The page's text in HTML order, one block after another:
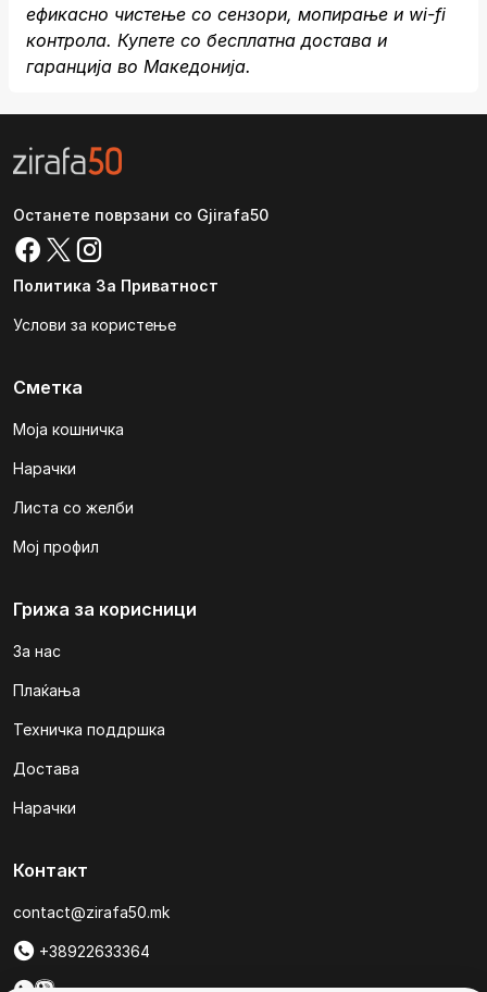
ефикасно чистење со сензори, мопирање и wi-fi
контрола. Купете со бесплатна достава и
гаранција во Македонија.
Останете поврзани со Gjirafa50
Политика За Приватност
Услови за користење
Сметка
Моја кошничка
Нарачки
Листа со желби
Мој профил
Грижа за корисници
За нас
Плаќања
Техничка поддршка
Достава
Нарачки
Контакт
contact@zirafa50.mk
+38922633364